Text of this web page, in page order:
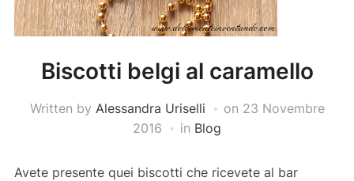
Biscotti belgi al caramello
Written by Alessandra Uriselli on 23 Novembre
2016
in Blog
Avete presente quei biscotti che ricevete al bar